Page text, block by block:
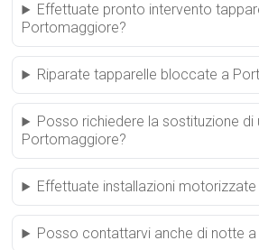
Effettuate pronto intervento
Portomaggiore?
Riparate tapparelle bloccate a
Posso richiedere la sostituzione di
Portomaggiore?
Effettuate installazioni
Posso contattarvi anche di notte